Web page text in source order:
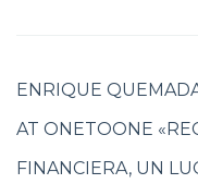
ENRIQUE
AT ONETOONE
FINANCIERA, UN